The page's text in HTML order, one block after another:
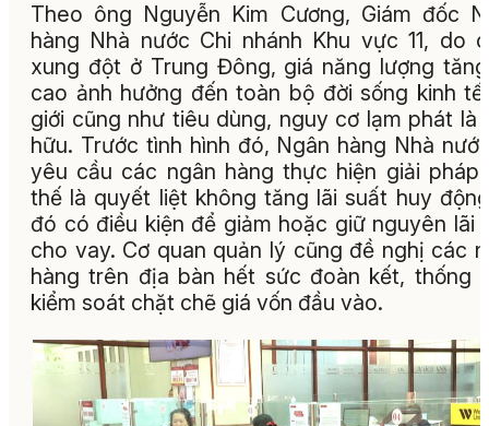
Theo ông Nguyễn Kim Cương, Giám đốc
hàng Nhà nước Chi nhánh Khu vực 11, do
xung đột ở Trung Đông, giá năng lượng
cao ảnh hưởng đến toàn bộ đời sống kinh
giới cũng như tiêu dùng, nguy cơ lạm phát là
hữu. Trước tình hình đó, Ngân hàng Nhà
yêu cầu các ngân hàng thực hiện giải pháp
thế là quyết liệt không tăng lãi suất huy
đó có điều kiện để giảm hoặc giữ nguyên lãi
cho vay. Cơ quan quản lý cũng đề nghị các
hàng trên địa bàn hết sức đoàn kết, thống
kiểm soát chặt chẽ giá vốn đầu vào.